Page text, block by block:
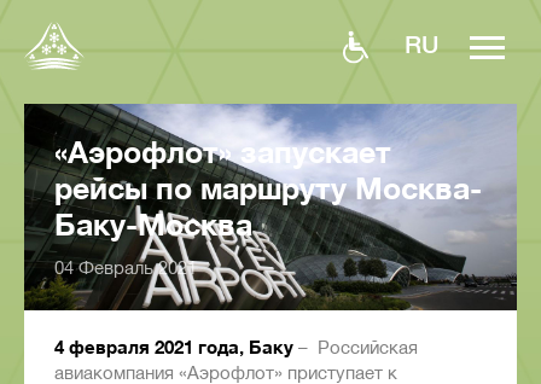
RU
«Аэрофлот» запускает
рейсы по маршруту Москва-
Баку-Москва
04 Февраль 2021
4 февраля 2021 года, Баку – Российская
авиакомпания «Аэрофлот» приступает к